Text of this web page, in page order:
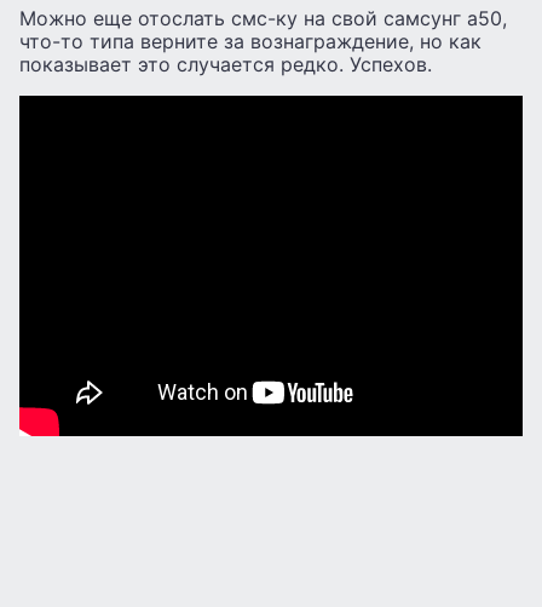
Можно еще отослать смс-ку на свой самсунг а50,
что-то типа верните за вознаграждение, но как
показывает это случается редко. Успехов.